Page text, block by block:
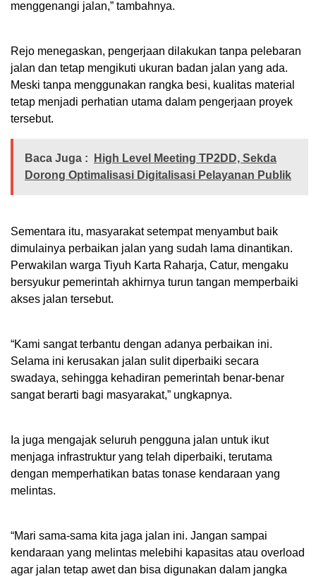
menggenangi jalan,” tambahnya.
Rejo menegaskan, pengerjaan dilakukan tanpa pelebaran
jalan dan tetap mengikuti ukuran badan jalan yang ada.
Meski tanpa menggunakan rangka besi, kualitas material
tetap menjadi perhatian utama dalam pengerjaan proyek
tersebut.
Baca Juga :
High Level Meeting TP2DD, Sekda
Dorong Optimalisasi Digitalisasi Pelayanan Publik
Sementara itu, masyarakat setempat menyambut baik
dimulainya perbaikan jalan yang sudah lama dinantikan.
Perwakilan warga Tiyuh Karta Raharja, Catur, mengaku
bersyukur pemerintah akhirnya turun tangan memperbaiki
akses jalan tersebut.
“Kami sangat terbantu dengan adanya perbaikan ini.
Selama ini kerusakan jalan sulit diperbaiki secara
swadaya, sehingga kehadiran pemerintah benar-benar
sangat berarti bagi masyarakat,” ungkapnya.
Ia juga mengajak seluruh pengguna jalan untuk ikut
menjaga infrastruktur yang telah diperbaiki, terutama
dengan memperhatikan batas tonase kendaraan yang
melintas.
“Mari sama-sama kita jaga jalan ini. Jangan sampai
kendaraan yang melintas melebihi kapasitas atau overload
agar jalan tetap awet dan bisa digunakan dalam jangka